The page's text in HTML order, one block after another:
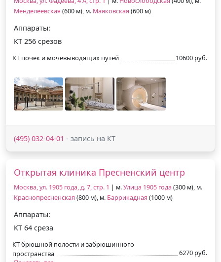
Менделеевская (600 м), м. Маяковская (600 м)
Аппараты:
КТ 256 срезов
КТ почек и мочевыводящих путей 10600 руб.
(495) 032-04-01 - запись на КТ
Открытая клиника Пресненский центр
Москва, ул. 1905 года, д. 7, стр. 1 | м.Улица 1905 года (300 м), м.
Краснопресненская (800 м), м. Баррикадная (1000 м)
Аппараты:
КТ 64 среза
КТ брюшной полости и забрюшинного
пространства
6270 руб.